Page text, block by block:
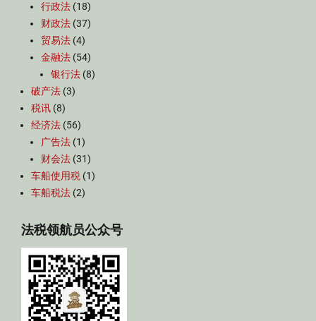
行政法 (18)
财政法 (37)
贸易法 (4)
金融法 (54)
银行法 (8)
破产法 (3)
税讯 (8)
经济法 (56)
广告法 (1)
财会法 (31)
车船使用税 (1)
车船税法 (2)
法税领航员公众号